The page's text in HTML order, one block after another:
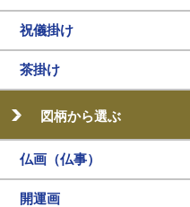
祝儀掛け
茶掛け
図柄から選ぶ
仏画（仏事）
開運画